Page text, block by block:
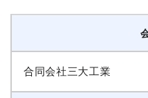
合同会社三大工業